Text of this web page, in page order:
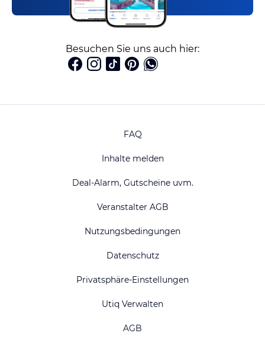
Besuchen Sie uns auch hier:
FAQ
Inhalte melden
Deal-Alarm, Gutscheine uvm.
Veranstalter AGB
Nutzungsbedingungen
Datenschutz
Privatsphäre-Einstellungen
Utiq Verwalten
AGB